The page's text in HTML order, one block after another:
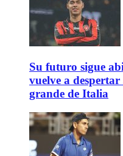
Su futuro sigue
vuelve a
grande de Italia